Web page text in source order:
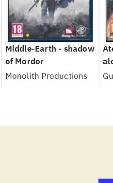
Middle-Earth - shadow
of Mordor
Monolith Productions